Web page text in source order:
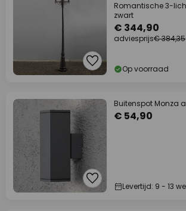
Romantische 3-
zwart
€ 344,90
adviesprijs€ 384,35
Op voorraad
Buitenspot Monza
€ 54,90
Levertijd: 9 - 13